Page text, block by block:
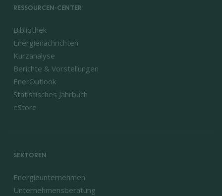
RESSOURCEN-CENTER
Bibliothek
Energienachrichten
Kurzanalyse
Berichte & Vorstellungen
EnerOutlook
Statistisches Jahrbuch
eStore
SEKTOREN
Energieunternehmen
Unternehmensberatung